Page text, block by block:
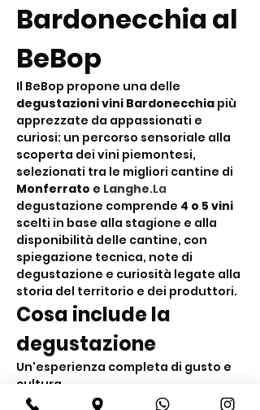
Bardonecchia al
BeBop
Il BeBop propone una delle
degustazioni vini Bardonecchia più
apprezzate da appassionati e
curiosi: un percorso sensoriale alla
scoperta dei vini piemontesi,
selezionati tra le migliori cantine di
Monferrato e Langhe.La
degustazione comprende 4 o 5 vini
scelti in base alla stagione e alla
disponibilità delle cantine, con
spiegazione tecnica, note di
degustazione e curiosità legate alla
storia del territorio e dei produttori.
Cosa include la
degustazione
Un'esperienza completa di gusto e
cultura
Degustazione di
4 o 5 vini